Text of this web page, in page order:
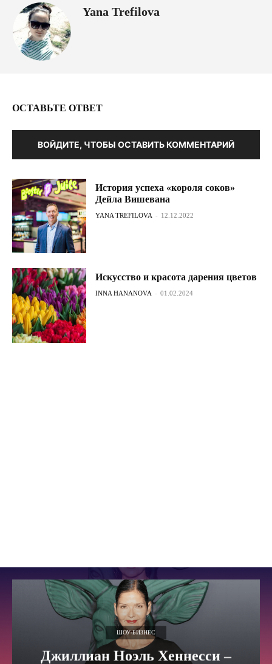
Yana Trefilova
ОСТАВЬТЕ ОТВЕТ
ВОЙДИТЕ, ЧТОБЫ ОСТАВИТЬ КОММЕНТАРИЙ
История успеха «короля соков»
Дейла Вишевана
YANA TREFILOVA - 12.12.2022
Искусство и красота дарения цветов
INNA HANANOVA - 01.02.2024